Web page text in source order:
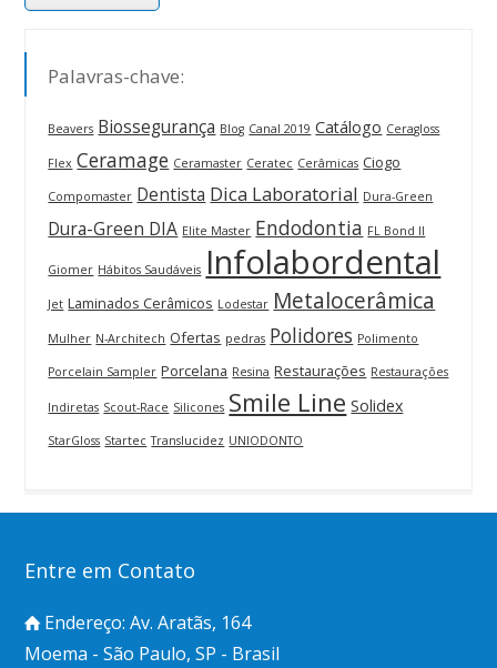
Palavras-chave:
Beavers Biossegurança Blog Canal 2019 Catálogo Ceragloss
Flex Ceramage Ceramaster Ceratec Cerâmicas Ciogo
Compomaster Dentista Dica Laboratorial Dura-Green
Dura-Green DIA Elite Master Endodontia FL Bond II
Giomer Hábitos Saudáveis Infolabordental
Jet Laminados Cerâmicos Lodestar Metalocerâmica
Mulher N-Architech Ofertas pedras Polidores Polimento
Porcelain Sampler Porcelana Resina Restaurações Restaurações
Indiretas Scout-Race Silicones Smile Line Solidex
StarGloss Startec Translucidez UNIODONTO
Entre em Contato
Endereço: Av. Aratãs, 164
Moema - São Paulo, SP - Brasil